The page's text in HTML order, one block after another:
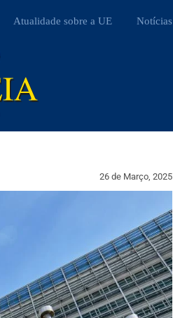
Atualidade sobre a UE Notícias
26 de Março, 2025